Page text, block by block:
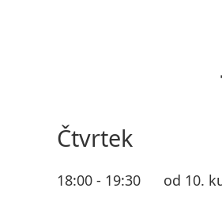
Čtvrtek
18:00 - 19:30 od 10.